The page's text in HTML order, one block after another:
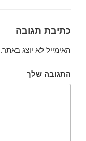
כתיבת תגובה
האימייל לא יוצג באתר.
התגובה שלך